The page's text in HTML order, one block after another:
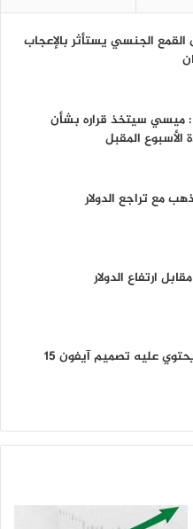
الجنسي يستأثر بالإعجاب
ميسي سيتخذ قراره بشأن
المقبل
مع تراجع الدولار
ارتفاع الدولار
عليه تصميم آيفون 15